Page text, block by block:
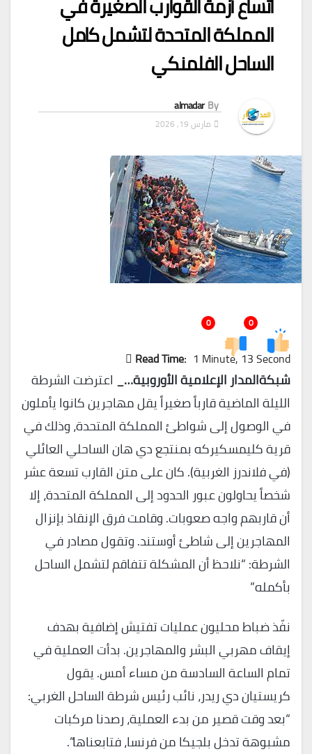
المملكة المتحدة لتشمل كامل
الساحل الفلمنكي
By
almadar
مارس 19, 2026
0
0
Read Time: 1 Minute, 13 Second
شبكةالمدار الإعلامية الأوروبية…_ اعترضت الشرطة
الليلة الماضية قارباً صغيراً يقل مهاجرين كانوا يأملون
في الوصول إلى شواطئ المملكة المتحدة، وذلك في
قرية كليمسكيركه بمنتجع دي هان الساحلي العائلي
(في فلاندرز الغربية). كان على متن القارب تسعة عشر
شخصاً يحاولون عبور الحدود إلى المملكة المتحدة، إلا
أن قاربهم واجه صعوبات. وقامت فرق الإنقاذ بإنزال
المهاجرين إلى شاطئ أوستند. وتقول مصادر في
الشرطة: “نلاحظ أن المشكلة تتفاقم لتشمل الساحل
بأكمله”
نفّذ ضباط محليون عمليات تفتيش إضافية بهدف
إيقاف مهربي البشر والمهاجرين. بدأت العملية في
تمام الساعة السادسة من مساء أمس. يقول
كريستيان دي ريدر، نائب رئيس شرطة الساحل الغربي:
“بعد وقت قصير من بدء العملية، رصدنا مركبات
مشبوهة تدخل بلجيكا من فرنسا، فتابعناها”.